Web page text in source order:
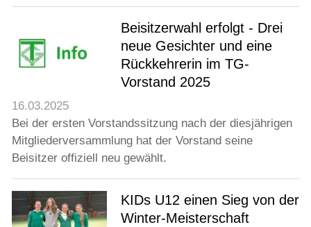
Beisitzerwahl erfolgt - Drei
neue Gesichter und eine
Rückkehrerin im TG-
Vorstand 2025
16.03.2025
Bei der ersten Vorstandssitzung nach der diesjährigen
Mitgliederversammlung hat der Vorstand seine
Beisitzer offiziell neu gewählt.
KIDs U12 einen Sieg von der
Winter-Meisterschaft